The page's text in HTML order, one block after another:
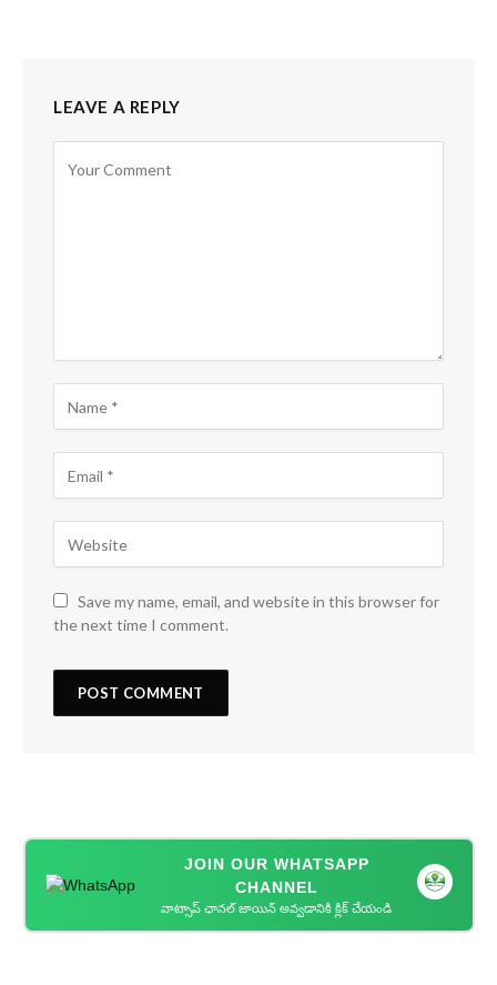
LEAVE A REPLY
Save my name, email, and website in this browser for
the next time I comment.
JOIN OUR WHATSAPP
CHANNEL
వాట్సాప్ ఛానల్ జాయిన్ అవ్వడానికి క్లిక్ చేయండి